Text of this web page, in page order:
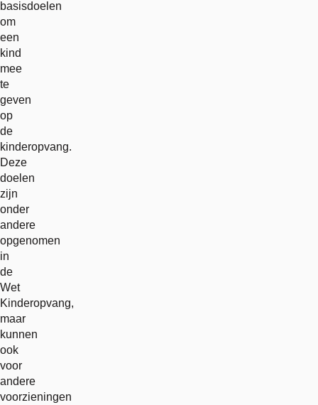
basisdoelen
om
een
kind
mee
te
geven
op
de
kinderopvang.
Deze
doelen
zijn
onder
andere
opgenomen
in
de
Wet
Kinderopvang,
maar
kunnen
ook
voor
andere
voorzieningen